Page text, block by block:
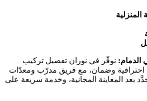
المنزلية
الدمام: نوفّر في نوران تفصيل تركيب
احترافية وضمان، مع فريق مدرّب ومعدّات
بعد المعاينة المجانية، وخدمة سريعة على